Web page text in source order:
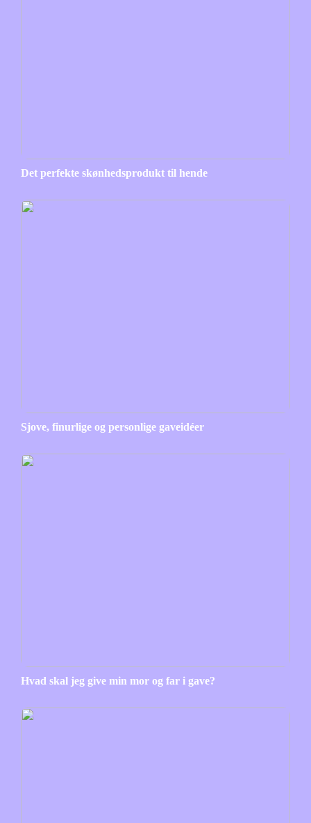
Det perfekte skønhedsprodukt til hende
Sjove, finurlige og personlige gaveidéer
Hvad skal jeg give min mor og far i gave?